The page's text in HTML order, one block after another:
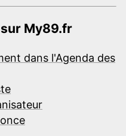
My89.fr
dans l'Agenda des